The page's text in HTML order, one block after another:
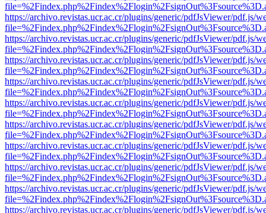
https://archivo.revistas.ucr.ac.cr/plugins/generic/pdfJsViewer/pdf.js/
https://archivo.revistas.ucr.ac.cr/plugins/generic/pdfJsViewer/pdf.js/
https://archivo.revistas.ucr.ac.cr/plugins/generic/pdfJsViewer/pdf.js/
https://archivo.revistas.ucr.ac.cr/plugins/generic/pdfJsViewer/pdf.js/
https://archivo.revistas.ucr.ac.cr/plugins/generic/pdfJsViewer/pdf.js/
https://archivo.revistas.ucr.ac.cr/plugins/generic/pdfJsViewer/pdf.js/
https://archivo.revistas.ucr.ac.cr/plugins/generic/pdfJsViewer/pdf.js/
https://archivo.revistas.ucr.ac.cr/plugins/generic/pdfJsViewer/pdf.js/
https://archivo.revistas.ucr.ac.cr/plugins/generic/pdfJsViewer/pdf.js/
https://archivo.revistas.ucr.ac.cr/plugins/generic/pdfJsViewer/pdf.js/